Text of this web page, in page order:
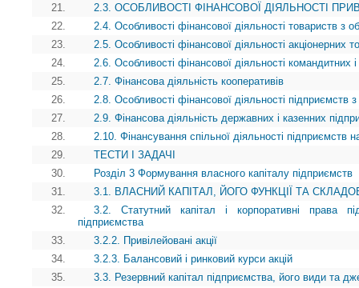
21.
2.3. ОСОБЛИВОСТІ ФІНАНСОВОЇ ДІЯЛЬНОСТІ
22.
2.4. Особливості фінансової діяльності товариств з
23.
2.5. Особливості фінансової діяльності акціонерних
24.
2.6. Особливості фінансової діяльності командитних
25.
2.7. Фінансова діяльність кооперативів
26.
2.8. Особливості фінансової діяльності підприємств
27.
2.9. Фінансова діяльність державних і казенних
28.
2.10. Фінансування спільної діяльності підприємств
29.
ТЕСТИ І ЗАДАЧІ
30.
Розділ 3 Формування власного капіталу підприємств
31.
3.1. ВЛАСНИЙ КАПІТАЛ, ЙОГО ФУНКЦІЇ ТА
32.
3.2. Статутний капітал і корпоративні права
підприємства
33.
3.2.2. Привілейовані акції
34.
3.2.3. Балансовий і ринковий курси акцій
35.
3.3. Резервний капітал підприємства, його види та